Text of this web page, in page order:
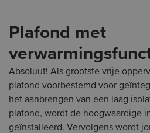
Plafond met
Absoluut! Als grootste vrije
plafond voorbestemd voor
het aanbrengen van een laag
plafond, wordt de hoogwaardige
geïnstalleerd. Vervolgens wordt